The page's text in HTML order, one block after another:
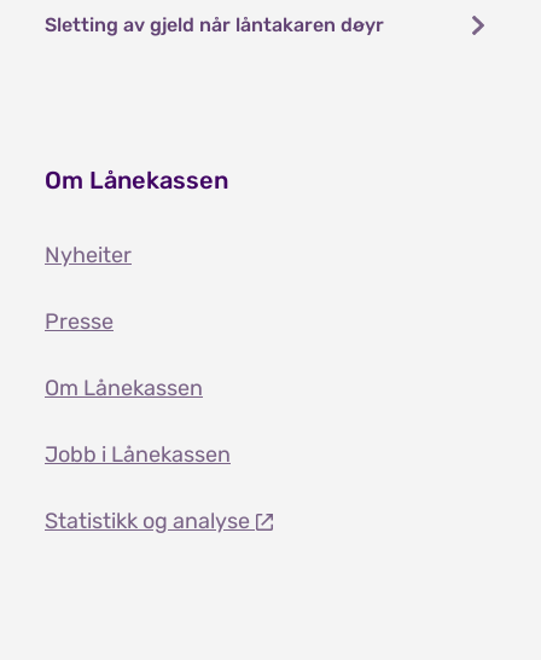
Sletting av gjeld når låntakaren døyr
Om Lånekassen
Nyheiter
Presse
Om Lånekassen
Jobb i Lånekassen
Statistikk og analyse